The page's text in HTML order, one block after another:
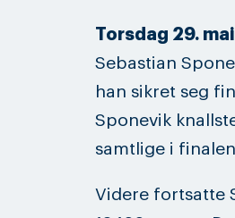
Torsdag 29.
Sebastian
han sikret seg
Sponevik
samtlige i
Videre fortsatte